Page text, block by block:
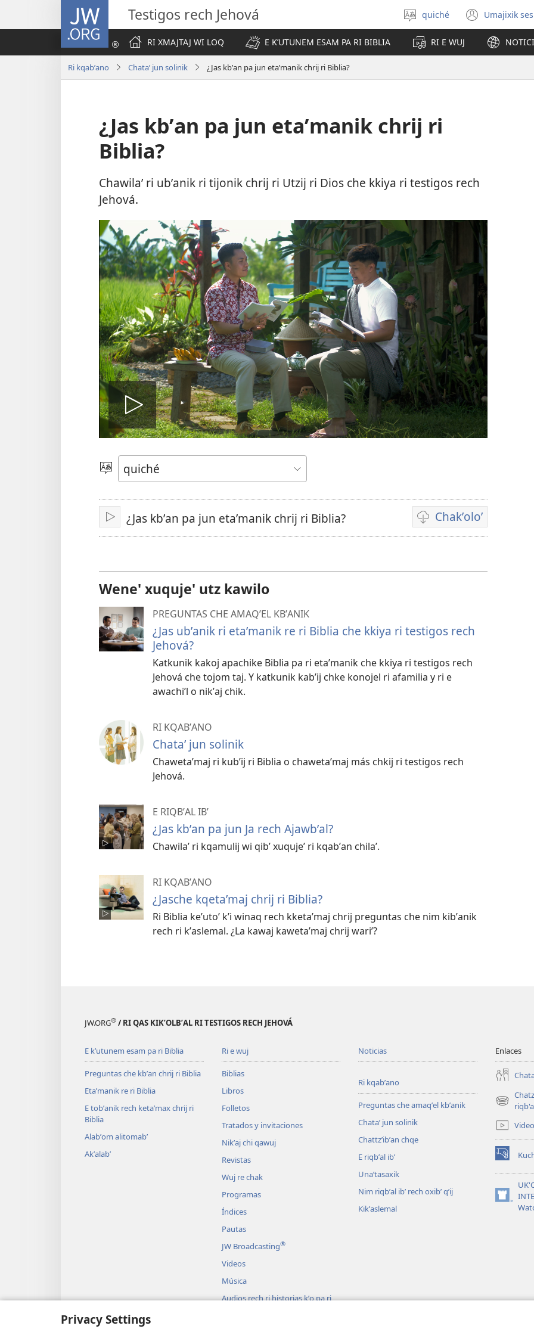
Privacy Settings
JW.ORG Testigos rech Jehová
Uchaʼik
jun
chʼabʼal
quiché Umajixik(opens
new
RI XMAJTAJ WI LOQ
E KʼUTUNEM ESAM PA RI BIBLIA RI E WUJ
Ri kqabʼano Chataʼ jun solinik ¿Jas kbʼan pa jun etaʼmanik chrij ri Biblia?
¿Jas kbʼan pa jun etaʼmanik chrij ri
Biblia?
Chawilaʼ ri ubʼanik ri tijonik chrij ri Utzij ri Dios che kkiya ri testigos rech
Jehová.
Play
video
Chacha'
ch'ab'al
Tzijb'al
re
¿Jas kbʼan pa jun etaʼmanik chrij ri Biblia? Chakʼoloʼ
Video
recordings
options
Wene' xuquje' utz kawilo
PREGUNTAS CHE AMAQʼEL KBʼANIK
¿Jas ubʼanik ri etaʼmanik re ri Biblia che kkiya ri testigos rech
Jehová?
Katkunik kakoj apachike Biblia pa ri etaʼmanik che kkiya ri testigos rech
Jehová che tojom taj. Y katkunik kabʼij chke konojel ri afamilia y ri e
awachiʼl o nikʼaj chik.
RI KQABʼANO
Chataʼ jun solinik
Chawetaʼmaj ri kubʼij ri Biblia o chawetaʼmaj más chkij ri testigos rech
Jehová.
E RIQBʼAL IBʼ
¿Jas kbʼan pa jun Ja rech Ajawbʼal?
Chawilaʼ ri kqamulij wi qibʼ xuqujeʼ ri kqabʼan chilaʼ.
RI KQABʼANO
¿Jasche kqetaʼmaj chrij ri Biblia?
Ri Biblia keʼutoʼ kʼi winaq rech kketaʼmaj chrij preguntas che nim kibʼanik
rech ri kʼaslemal. ¿La kawaj kawetaʼmaj chrij wariʼ?
JW.ORG® / RI QAS KIKʼOLBʼAL RI TESTIGOS RECH JEHOVÁ
E kʼutunem esam pa ri Biblia
Preguntas che kbʼan chrij ri Biblia
Etaʼmanik re ri Biblia
E tobʼanik rech ketaʼmax chrij ri
Biblia
Alabʼom alitomabʼ
Akʼalabʼ
Ri e wuj
Biblias
Libros
Folletos
Tratados y invitaciones
Nikʼaj chi qawuj
Revistas
Wuj re chak
Programas
Índices
Pautas
JW Broadcasting®
Videos
Música
Audios rech ri historias kʼo pa ri
Noticias
Ri kqabʼano
Preguntas che amaqʼel kbʼanik
Chataʼ jun solinik
Chattzʼibʼan chqe
E riqbʼal ibʼ
Unaʼtasaxik
Nim riqbʼal ibʼ rech oxibʼ qʼij
Kikʼaslemal
Enlaces
(opens
window)
(opens
new
window)
(opens